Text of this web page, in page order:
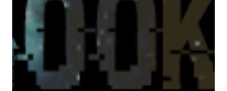
Pirati di Orlando. Mi feci degli amici eccome: una masnada di
bambini dell'asilo. Non fu un gran passo avanti, se l'obiettivo
era inserirmi fra i coetanei. Fu soprattutto perché come
statura sovrastavo tutti gli altri giocatori se quell'anno per
un pelo non entrai nella formazione ufficiale. Qu...